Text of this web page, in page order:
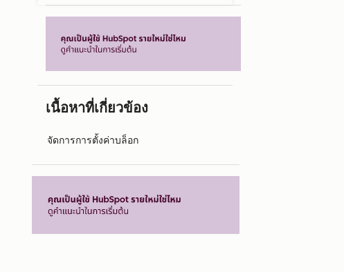
เนื้อหาที่เกี่ยวข้อง
จัดการการตั้งค่าบล็อก